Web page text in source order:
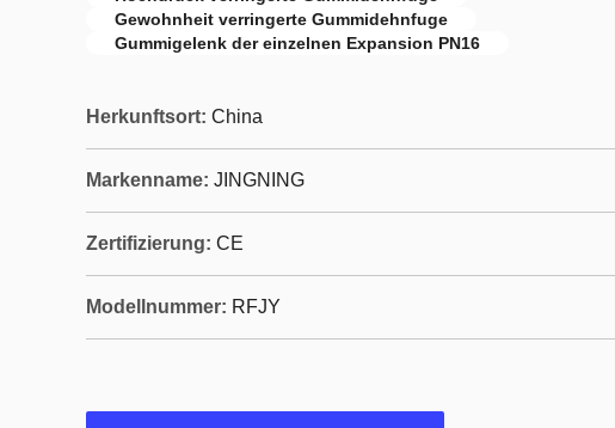
Gewohnheit verringerte Gummidehnfuge
Gummigelenk der einzelnen Expansion PN16
Herkunftsort: China
Markenname: JINGNING
Zertifizierung: CE
Modellnummer: RFJY